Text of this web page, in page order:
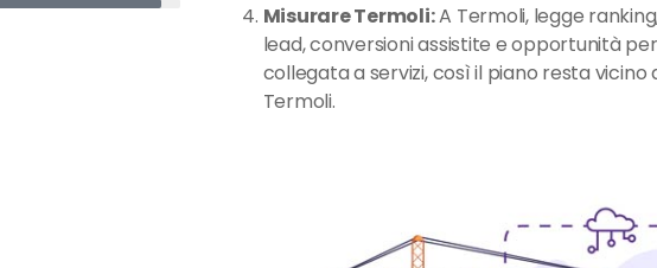
Misurare Termoli:A Termoli, legge
lead, conversioni assistite e opportunità
collegata a servizi, così il piano resta
Termoli.